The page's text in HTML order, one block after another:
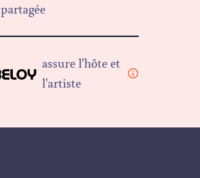
partagée
assure l'hôte et
l'artiste